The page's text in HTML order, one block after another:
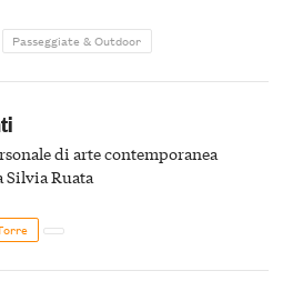
Passeggiate & Outdoor
di arte contemporanea
Silvia Ruata